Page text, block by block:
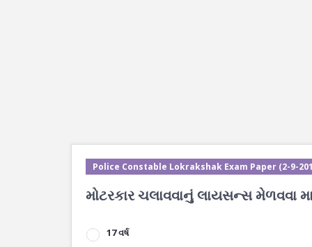
Police Constable Lokrakshak Exam Paper (2-9-
મોટરકાર ચલાવવાનું લાયસન્સ મેળવવા
17 વર્ષ